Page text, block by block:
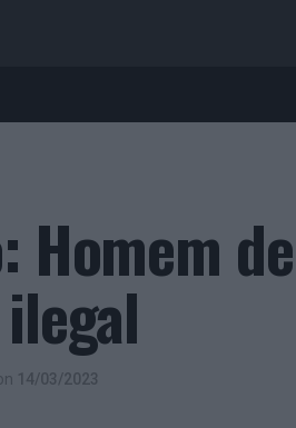
Homem
14/03/2023